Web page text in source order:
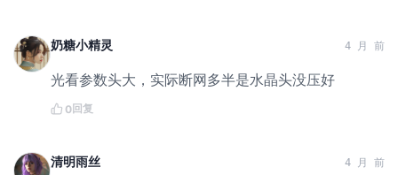
奶糖小精灵 4 月 前
光看参数头大，实际断网多半是水晶头没压好
0 回复
清明雨丝 4 月 前